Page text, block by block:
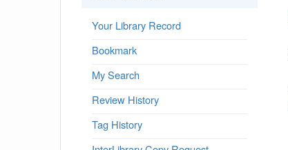
Your Library Record
Bookmark
My Search
Review History
Tag History